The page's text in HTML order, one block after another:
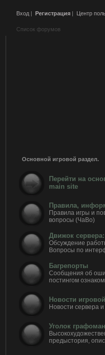
Вход | Регистрация | Центр
Список форумов
Основной игровой раздел.
Перейти на
main site
Правила,
Правила игры и
вопросы (ЧаВо)
Движок
Обсуждение
Вопросы по
Багрепорты
Сообщения об
постингом
Новости
Новости сервера
Уголок
предыстория,